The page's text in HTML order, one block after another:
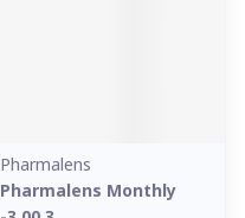
Pharmalens
Pharmalens Monthly